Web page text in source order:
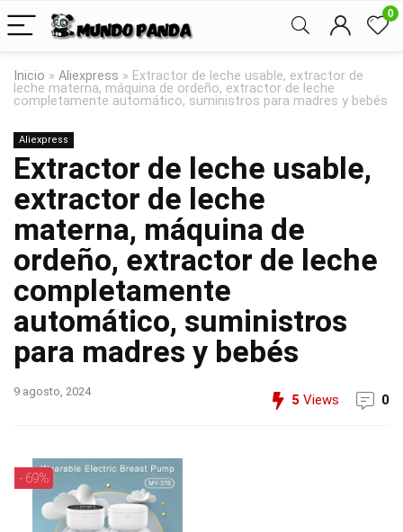
0
Inicio » Aliexpress » Extractor de leche usable, extractor de
leche materna, máquina de ordeño, extractor de leche
completamente automático, suministros para madres y bebés
Aliexpress
Extractor de leche usable,
extractor de leche
materna, máquina de
ordeño, extractor de leche
completamente
automático, suministros
para madres y bebés
9 agosto, 2024
5 Views 0
- 69%